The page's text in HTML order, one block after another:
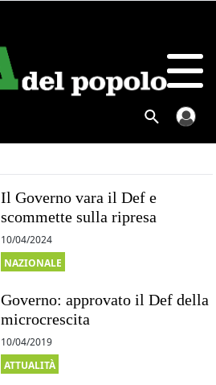
Il Governo vara il Def e
scommette sulla ripresa
10/04/2024
NAZIONALE
Governo: approvato il Def della
microcrescita
10/04/2019
ATTUALITÀ